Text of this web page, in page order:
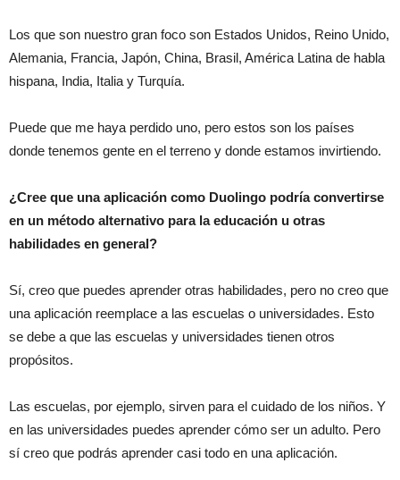
Los que son nuestro gran foco son Estados Unidos, Reino Unido,
Alemania, Francia, Japón, China, Brasil, América Latina de habla
hispana, India, Italia y Turquía.
Puede que me haya perdido uno, pero estos son los países
donde tenemos gente en el terreno y donde estamos invirtiendo.
¿Cree que una aplicación como Duolingo podría convertirse
en un método alternativo para la educación u otras
habilidades en general?
Sí, creo que puedes aprender otras habilidades, pero no creo que
una aplicación reemplace a las escuelas o universidades. Esto
se debe a que las escuelas y universidades tienen otros
propósitos.
Las escuelas, por ejemplo, sirven para el cuidado de los niños. Y
en las universidades puedes aprender cómo ser un adulto. Pero
sí creo que podrás aprender casi todo en una aplicación.